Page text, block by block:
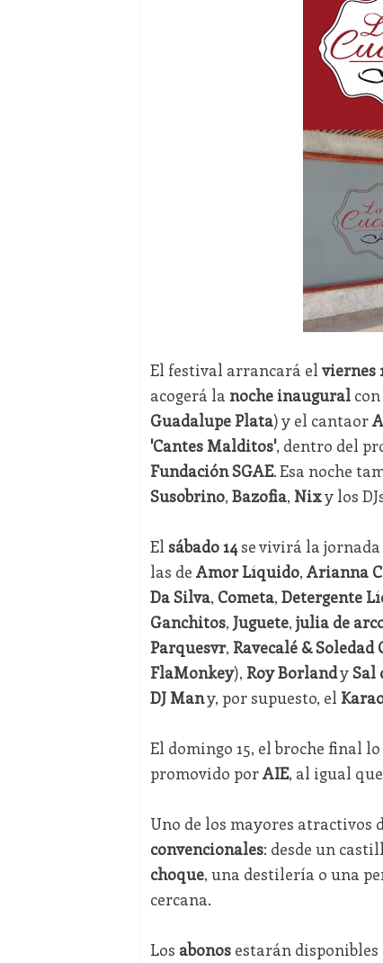
El festival arrancará el viernes
acogerá la noche inauguralcon
Guadalupe Plata) y el cantaor
'Cantes Malditos', dentro del
Fundación SGAE. Esa noche
Susobrino, Bazofia, Nixy los
El sábado 14se vivirá la jornada
las de Amor Líquido, Arianna
Da Silva, Cometa, Detergente
Ganchitos, Juguete, julia de
Parquesvr, Ravecalé & Soledad
FlaMonkey), Roy BorlandySal
DJ Many, por supuesto, el
El domingo 15, el broche final
promovido porAIE, al igual
Uno de los mayores atractivos
convencionales: desde un
choque, una destilería o una
cercana.
Los abonosestarán disponibles